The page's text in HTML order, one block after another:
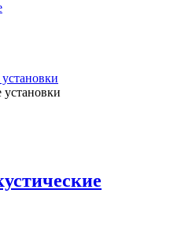
установки